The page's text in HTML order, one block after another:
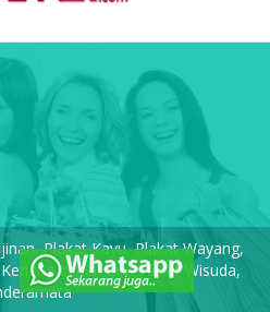
Plakat Kayu, Plakat Wayang,
kenangan, Plakat Wisuda,